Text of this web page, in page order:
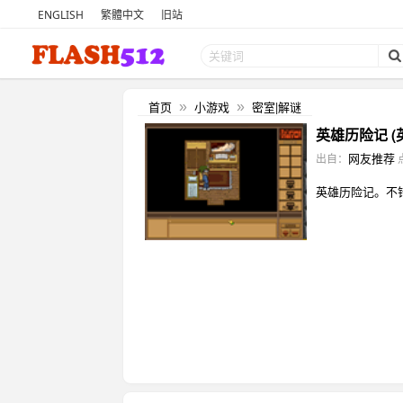
ENGLISH 繁體中文 旧站
首页 » 小游戏 » 密室|解谜
英雄历险记 (
出自： 网友推荐
英雄历险记。不